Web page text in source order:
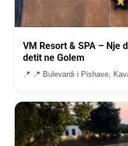
VM Resort & SPA – Nje
detit ne Golem
📍 📍 Bulevardi i Pishave,